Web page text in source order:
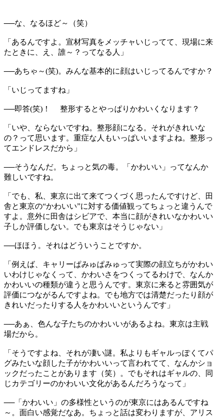
──な、なるほど～（笑）
「あるんですよ。宣材写真をメッチャいじってて、現場に来
たときに、え、誰～？ってなる人」
──あちゃ～(笑)。みんな基本的に顔はいじってるんですか？
「いじってますね」
──即答(笑)！ 整形するとやっぱりかわいくなります？
「いや、ならないですね。整形顔になる。それがきれいな
の？って思います。重症な人もいっぱいいますよね。整形っ
てエンドレスだから」
──そうなんだ。ちょっと気の毒。「かわいい」ってなんか
難しいですね。
「でも、私、東京に出て来てつくづく思ったんですけど、田
舎と東京の“かわいい”に対する価値観ってちょっと違うんで
すよ。意外に田舎はシビアで、本当に顔がきれいなかわいい
子しか評価しない。でも東京はそうじゃない」
──ほほう。それはどういうことですか。
「例えば、キャリーぱみゅぱみゅって実際の顔立ちがかわい
いわけじゃなくって、かわいさをつくってるわけで、なんか
かわいいの種類が違うと思うんです。東京に来ると雰囲気が
評価につながるんですよね。でも地方では清楚だったり顔が
きれいだったりする人をかわいいというんです」
──あぁ、色んな子たちのかわいいがあるよね。東京は主戦
場だから。
「そうですよね、それが凄い謎。私よりもギャルっぽくてパ
グみたいな顔した子がかわいいって言われてて、なんかショ
ックだったことがあります（笑）。でもそれはギャルの、同
じカテゴリーのかわいい文化があるんだろうなって」
──「かわいい」の多様性というのが東京にはあるんですね
～。面白い感覚だなあ。ちょっと話は変わりますが、アリス